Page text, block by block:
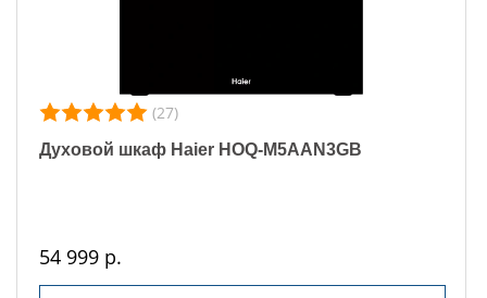
(27)
Духовой шкаф Haier HOQ-M5AAN3GB
54 999 р.